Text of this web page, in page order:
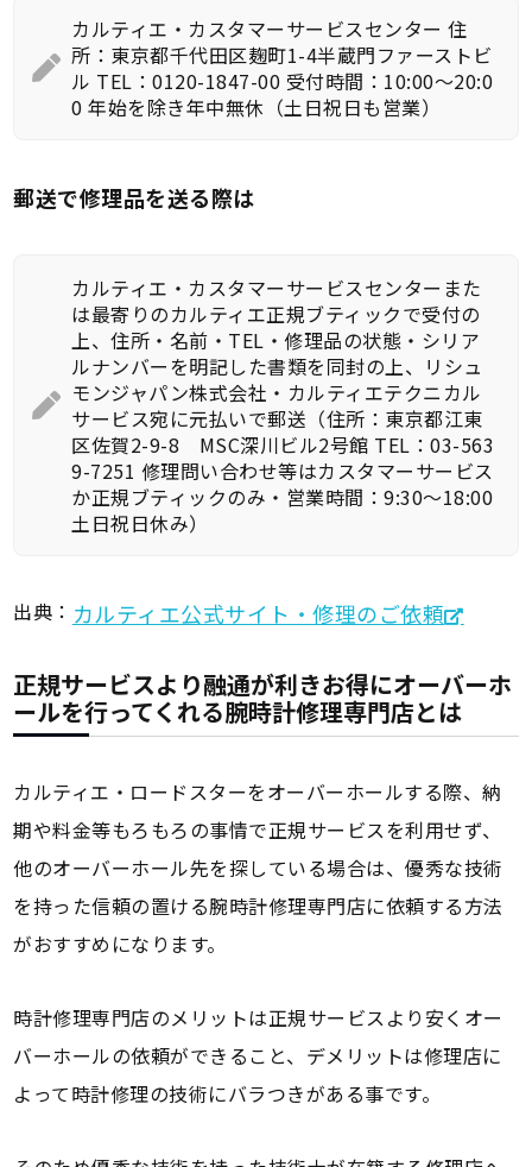
カルティエ・カスタマーサービスセンター 住
所：東京都千代田区麹町1-4半蔵門ファーストビ
ル TEL：0120-1847-00 受付時間：10:00～20:0
0 年始を除き年中無休（土日祝日も営業）
郵送で修理品を送る際は
カルティエ・カスタマーサービスセンターまた
は最寄りのカルティエ正規ブティックで受付の
上、住所・名前・TEL・修理品の状態・シリア
ルナンバーを明記した書類を同封の上、リシュ
モンジャパン株式会社・カルティエテクニカル
サービス宛に元払いで郵送（住所：東京都江東
区佐賀2-9-8 MSC深川ビル2号館 TEL：03-563
9-7251 修理問い合わせ等はカスタマーサービス
か正規ブティックのみ・営業時間：9:30～18:00
土日祝日休み）
出典： カルティエ公式サイト・修理のご依頼
正規サービスより融通が利きお得にオーバーホ
ールを行ってくれる腕時計修理専門店とは
カルティエ・ロードスターをオーバーホールする際、納
期や料金等もろもろの事情で正規サービスを利用せず、
他のオーバーホール先を探している場合は、優秀な技術
を持った信頼の置ける腕時計修理専門店に依頼する方法
がおすすめになります。
時計修理専門店のメリットは正規サービスより安くオー
バーホールの依頼ができること、デメリットは修理店に
よって時計修理の技術にバラつきがある事です。